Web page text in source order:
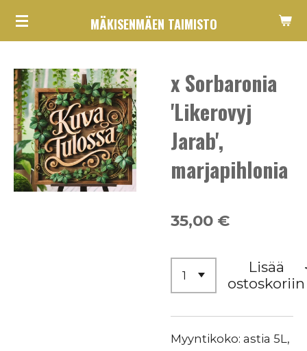
Siirry
MÄKISENMÄEN TAIMISTO
x Sorbaronia
'Likerovyj
Jarab',
marjapihlonia
35,00 €
Lisää
ostoskoriin
Myyntikoko: astia 5L,